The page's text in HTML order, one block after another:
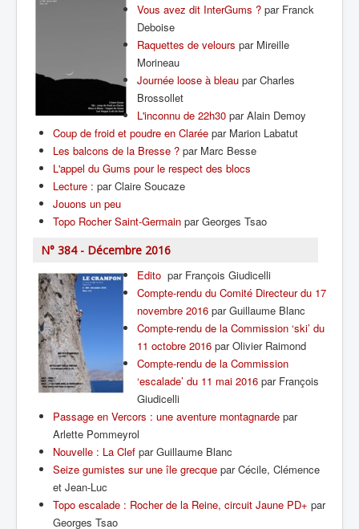
Vous avez dit InterGums ? par Franck
Deboise
Raquettes de velours par Mireille
Morineau
Journée loose à bleau par Charles
Brossollet
L'inconnu de 22h30 par Alain Demoy
Coup de froid et poudre en Clarée par Marion Labatut
Les balcons de la Bresse ? par Marc Besse
L'appel du Gums pour le respect des blocs
Lecture : par Claire Soucaze
Jouons un peu
Topo Rocher Saint-Germain par Georges Tsao
N° 384 - Décembre 2016
Edito par François Giudicelli
Compte-rendu du Comité Directeur du 17
novembre 2016 par Guillaume Blanc
Compte-rendu de la Commission ‘ski’ du
11 octobre 2016 par Olivier Raimond
Compte-rendu de la Commission
‘escalade’ du 11 mai 2016 par François
Giudicelli
Passage en Vercors : une aventure montagnarde par
Arlette Pommeyrol
Nouvelle : La Clef par Guillaume Blanc
Seize gumistes sur une île grecque par Cécile, Clémence
et Jean-Luc
Topo escalade : Rocher de la Reine, circuit Jaune PD+ par
Georges Tsao